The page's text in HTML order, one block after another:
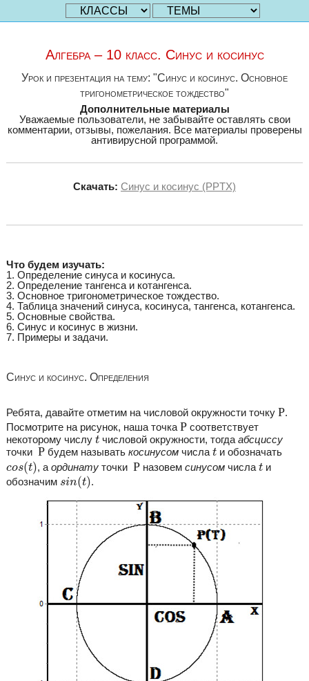
Алгебра – 10 класс. Синус и косинус
Урок и презентация на тему: "Синус и косинус. Основное
тригонометрическое тождество"
Дополнительные материалы
Уважаемые пользователи, не забывайте оставлять свои
комментарии, отзывы, пожелания. Все материалы проверены
антивирусной программой.
Скачать: Синус и косинус (PPTX)
Что будем изучать:
1. Определение синуса и косинуса.
2. Определение тангенса и котангенса.
3. Основное тригонометрическое тождество.
4. Таблица значений синуса, косинуса, тангенса, котангенса.
5. Основные свойства.
6. Синус и косинус в жизни.
7. Примеры и задачи.
Синус и косинус. Определения
Ребята, давайте отметим на числовой окружности точку Р
Р.
Посмотрите на рисунок, наша точка Р
Рсоответствует
некоторому числу t
tчисловой окружности, тогда абсциссу
точки Р
Рбудем называть косинусомчислаt
tи обозначать
cos(t)
s(t), а ординатуточки Р
Рназовем синусомчисла t
tи
обозначим sin(t)
in (t) .